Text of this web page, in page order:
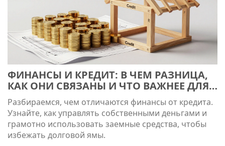
ФИНАНСЫ И КРЕДИТ: В ЧЕМ РАЗНИЦА,
КАК ОНИ СВЯЗАНЫ И ЧТО ВАЖНЕЕ ДЛЯ
ВАШЕГО КОШЕЛЬКА
Разбираемся, чем отличаются финансы от кредита.
Узнайте, как управлять собственными деньгами и
грамотно использовать заемные средства, чтобы
избежать долговой ямы.